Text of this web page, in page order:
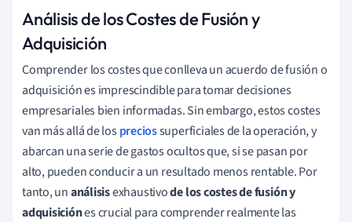
Análisis de los Costes de Fusión y
Adquisición
Comprender los costes que conlleva un acuerdo de fusión o
adquisición es imprescindible para tomar decisiones
empresariales bien informadas. Sin embargo, estos costes
van más allá de lospreciossuperficiales de la operación, y
abarcan una serie de gastos ocultos que, si se pasan por
alto, pueden conducir a un resultado menos rentable. Por
tanto, unanálisisexhaustivode los costes de fusión y
adquisiciónes crucial para comprender realmente las